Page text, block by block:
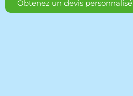
Obtenez un devis personnalisé